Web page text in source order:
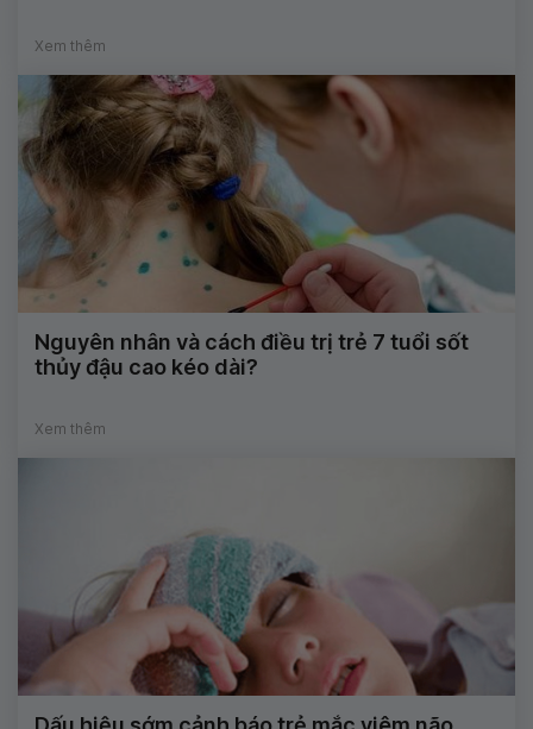
Xem thêm
Nguyên nhân và cách điều trị trẻ 7 tuổi sốt
thủy đậu cao kéo dài?
Xem thêm